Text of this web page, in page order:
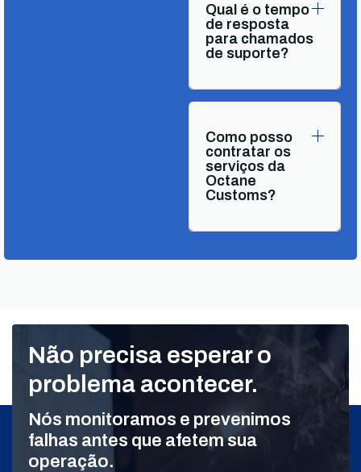
Qual é o tempo
de resposta
para chamados
de suporte?
Como posso
contratar os
serviços da
Octane
Customs?
Não precisa esperar o
problema acontecer.
Nós monitoramos e prevenimos
falhas antes que afetem sua
operação.